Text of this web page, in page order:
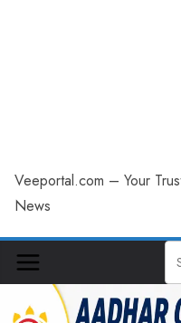
Veeportal.com – Your
News